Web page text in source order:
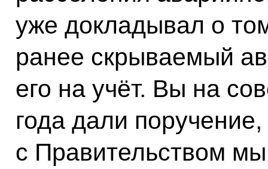
уже докладывал о
ранее скрываемый
его на учёт. Вы на
года дали
с Правительством